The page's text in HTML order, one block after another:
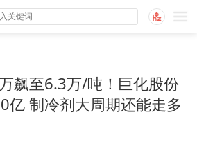
飙至6.3万/吨！巨化股份
亿 制冷剂大周期还能走多